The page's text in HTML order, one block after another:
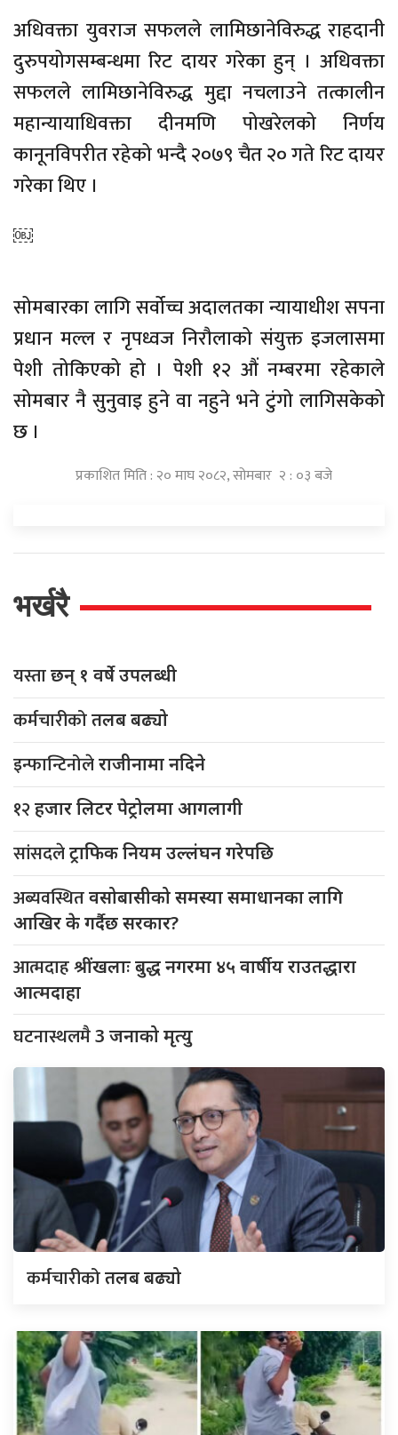
अधिवक्ता युवराज सफलले लामिछानेविरुद्ध राहदानी
दुरुपयोगसम्बन्धमा रिट दायर गरेका हुन् । अधिवक्ता
सफलले लामिछानेविरुद्ध मुद्दा नचलाउने तत्कालीन
महान्यायाधिवक्ता दीनमणि पोखरेलको निर्णय
कानूनविपरीत रहेको भन्दै २०७९ चैत २० गते रिट दायर
गरेका थिए ।
￼
सोमबारका लागि सर्वोच्च अदालतका न्यायाधीश सपना
प्रधान मल्ल र नृपध्वज निरौलाको संयुक्त इजलासमा
पेशी तोकिएको हो । पेशी १२ औं नम्बरमा रहेकाले
सोमबार नै सुनुवाइ हुने वा नहुने भने टुंगो लागिसकेको
छ ।
प्रकाशित मिति : २० माघ २०८२, सोमबार २ : ०३ बजे
भर्खरै
यस्ताछन् १ वर्षे उपलब्धी
कर्मचारीकोतलब बढ्यो
इन्फान्टिनोलेराजीनामा नदिने
१२हजार लिटर पेट्रोलमा आगलागी
सांसदलेट्राफिक नियम उल्लंघन गरेपछि
अब्यवस्थितवसोबासीको समस्या समाधानका लागि
आखिर के गर्दैछ सरकार?
आत्मदाहश्रींखलाः बुद्ध नगरमा ४५ वार्षीय राउतद्धारा
आत्मदाहा
घटनास्थलमै3 जनाको मृत्यु
कर्मचारीकोतलब बढ्यो